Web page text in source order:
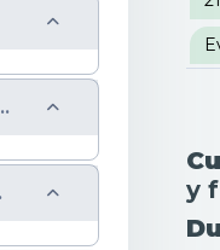
Colapsar
en App Inventor Colapsar
Colapsar
y